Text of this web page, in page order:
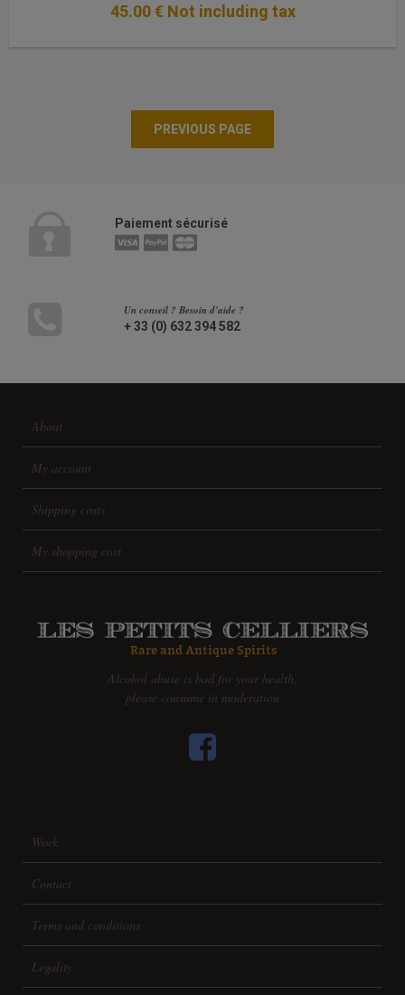
45.00 € Not including tax
Paiement sécurisé
Un conseil ? Besoin d'aide ?
+ 33 (0) 632 394 582
About
My account
Shipping costs
My shopping cart
Alcohol abuse is bad for your health,
please consume in moderation
Work
Contact
Terms and conditions
Legality